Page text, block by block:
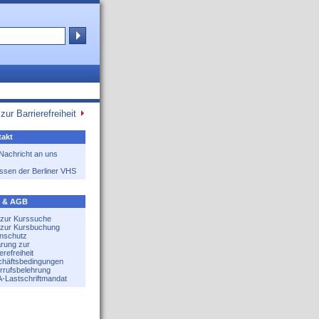
Barrierefreiheit
an uns
der Berliner VHS
& AGB
zur Kurssuche
zur Kursbuchung
zur
Lastschriftmandat